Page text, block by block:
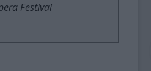
Festival